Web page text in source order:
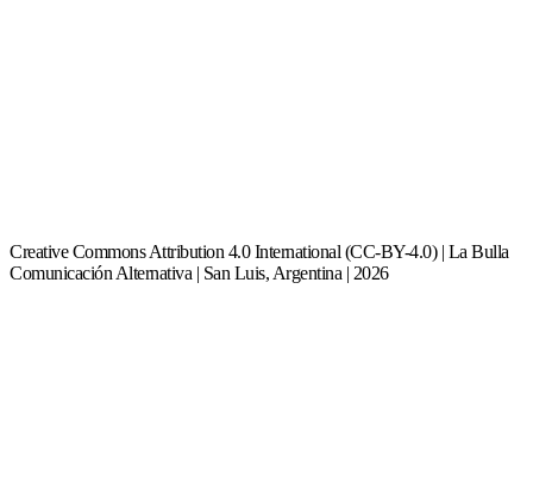
Creative Commons Attribution 4.0 International (CC-BY-4.0) | La Bulla
Comunicación Alternativa | San Luis, Argentina | 2026